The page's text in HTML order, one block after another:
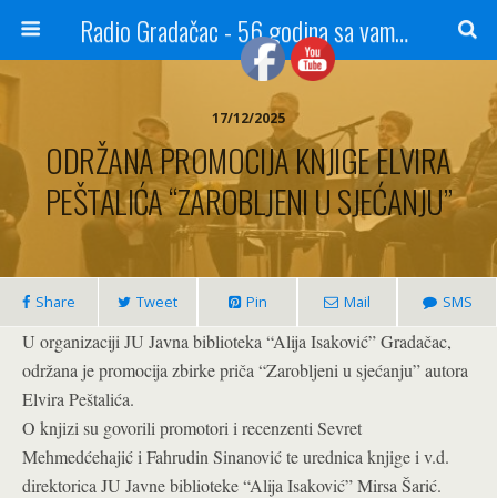
Radio Gradačac - 56 godina sa vama...
17/12/2025
ODRŽANA PROMOCIJA KNJIGE ELVIRA
PEŠTALIĆA “ZAROBLJENI U SJEĆANJU”
Share Tweet Pin Mail SMS
U organizaciji JU Javna biblioteka “Alija Isaković” Gradačac,
održana je promocija zbirke priča “Zarobljeni u sjećanju” autora
Elvira Peštalića.
O knjizi su govorili promotori i recenzenti Sevret
Mehmedćehajić i Fahrudin Sinanović te urednica knjige i v.d.
direktorica JU Javne biblioteke “Alija Isaković” Mirsa Šarić.